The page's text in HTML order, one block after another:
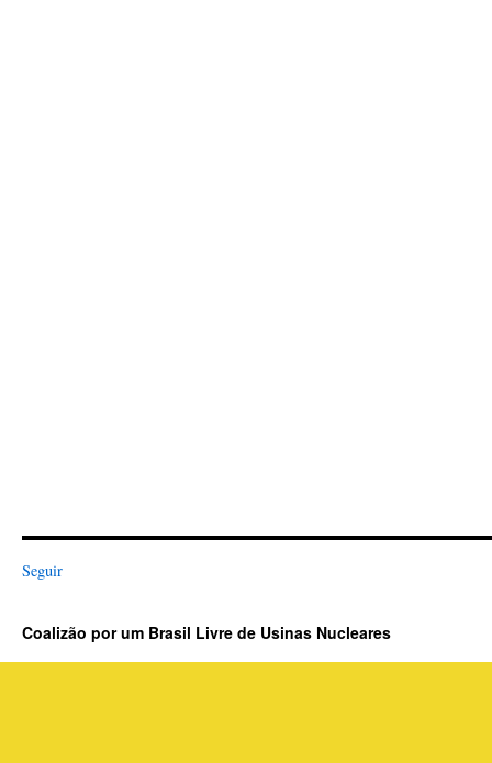
Seguir
Coalizão por um Brasil Livre de Usinas Nucleares